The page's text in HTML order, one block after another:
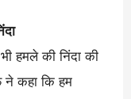
हमले की निंदा की
ने कहा कि हम